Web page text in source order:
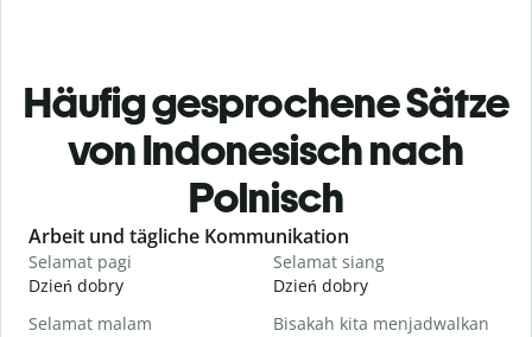
Häufig gesprochene Sätze
von Indonesisch nach
Polnisch
Slide 1 of 6
Arbeit und tägliche Kommunikation
Selamat pagi
Dzień dobry
Selamat siang
Dzień dobry
Selamat malam
Bisakah kita menjadwalkan